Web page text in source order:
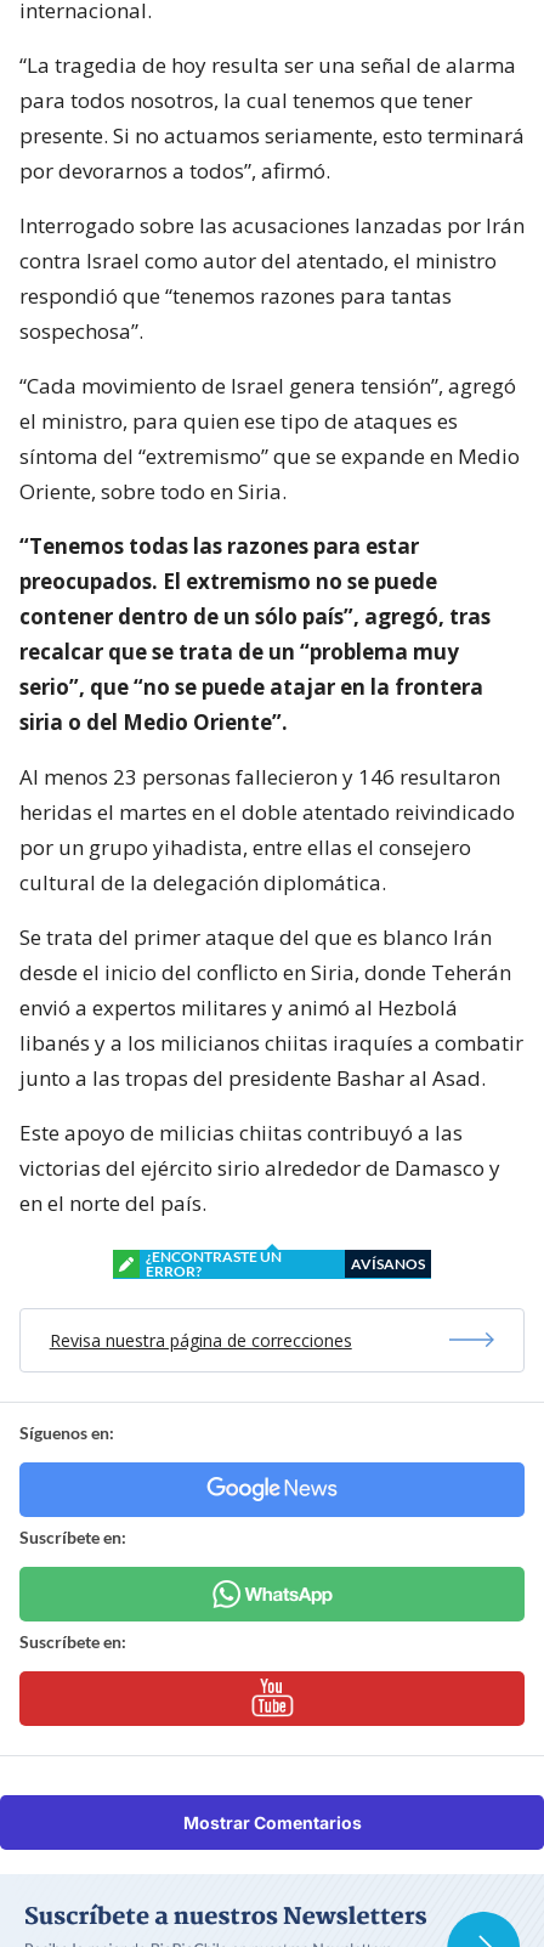
internacional.
“La tragedia de hoy resulta ser una señal de alarma
para todos nosotros, la cual tenemos que tener
presente. Si no actuamos seriamente, esto terminará
por devorarnos a todos”, afirmó.
Interrogado sobre las acusaciones lanzadas por Irán
contra Israel como autor del atentado, el ministro
respondió que “tenemos razones para tantas
sospechosa”.
“Cada movimiento de Israel genera tensión”, agregó
el ministro, para quien ese tipo de ataques es
síntoma del “extremismo” que se expande en Medio
Oriente, sobre todo en Siria.
“Tenemos todas las razones para estar
preocupados. El extremismo no se puede
contener dentro de un sólo país”, agregó, tras
recalcar que se trata de un “problema muy
serio”, que “no se puede atajar en la frontera
siria o del Medio Oriente”.
Al menos 23 personas fallecieron y 146 resultaron
heridas el martes en el doble atentado reivindicado
por un grupo yihadista, entre ellas el consejero
cultural de la delegación diplomática.
Se trata del primer ataque del que es blanco Irán
desde el inicio del conflicto en Siria, donde Teherán
envió a expertos militares y animó al Hezbolá
libanés y a los milicianos chiitas iraquíes a combatir
junto a las tropas del presidente Bashar al Asad.
Este apoyo de milicias chiitas contribuyó a las
victorias del ejército sirio alrededor de Damasco y
en el norte del país.
¿ENCONTRASTE UN
ERROR?
AVÍSANOS
Revisa nuestra página de correcciones
Síguenos en:
Suscríbete en:
Suscríbete en:
Mostrar Comentarios